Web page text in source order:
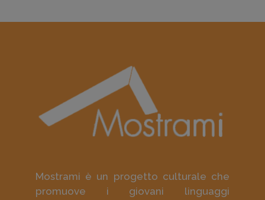
Mostrami è un progetto culturale che
promuove i giovani linguaggi